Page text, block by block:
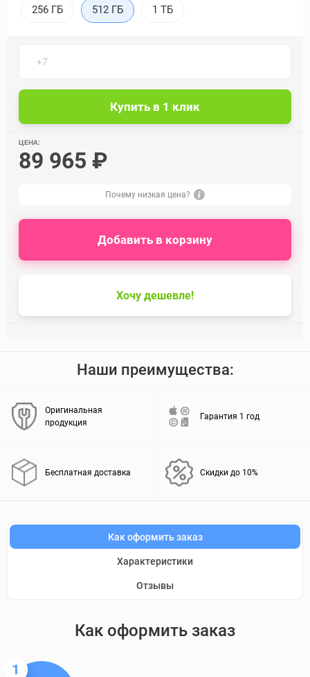
256 ГБ 512 ГБ 1 ТБ
ЦЕНА:
89 965 ₽
Почему низкая цена?
Хочу дешевле!
Добавить в корзину
Наши преимущества:
Оригинальная
продукция
Гарантия 1 год
Бесплатная доставка Скидки до 10%
Как оформить заказ
Характеристики
Отзывы
Как оформить заказ
1